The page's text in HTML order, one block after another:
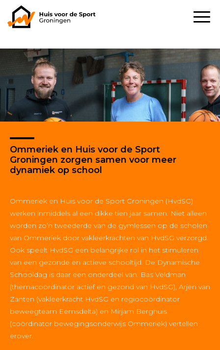
Ommeriek en Huis voor de Sport
Groningen zorgen samen voor meer
dynamiek op school
Ommeriek en Huis voor de Sport Groningen (HvdSG)
werken inmiddels al een dikke tien jaar samen. Niet alleen
worden zo’n tweederde van de gymlessen op de scholen
van Ommeriek door vakleerkrachten van HvdSG verzorgd.
Ook speelt HvdSG een belangrijke rol in het stimuleren
van een gezonde en actieve schooltijd. De Dynamische
Schooldag is daar een onderdeel van. Bas Veldman
(themacoördinator actief en gezond van HvdSG), Arjen van
Zanten (vakleerkracht HvdSG en regiocoördinator
beweegteam Eemsdelta) en Mirjam Berghuis
(coördinator bewegingsonderwijs Ommeriek) vertellen
erover.